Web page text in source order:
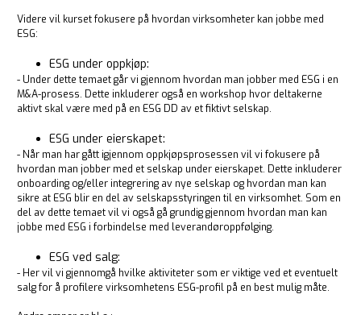
Videre vil kurset fokusere på hvordan virksomheter kan jobbe med
ESG:
ESG under oppkjøp:
- Under dette temaet går vi gjennom hvordan man jobber med ESG i en
M&A-prosess. Dette inkluderer også en workshop hvor deltakerne
aktivt skal være med på en ESG DD av et fiktivt selskap.
ESG under eierskapet:
- Når man har gått igjennom oppkjøpsprosessen vil vi fokusere på
hvordan man jobber med et selskap under eierskapet. Dette inkluderer
onboarding og/eller integrering av nye selskap og hvordan man kan
sikre at ESG blir en del av selskapsstyringen til en virksomhet. Som en
del av dette temaet vil vi også gå grundig gjennom hvordan man kan
jobbe med ESG i forbindelse med leverandøroppfølging.
ESG ved salg:
- Her vil vi gjennomgå hvilke aktiviteter som er viktige ved et eventuelt
salg for å profilere virksomhetens ESG-profil på en best mulig måte.